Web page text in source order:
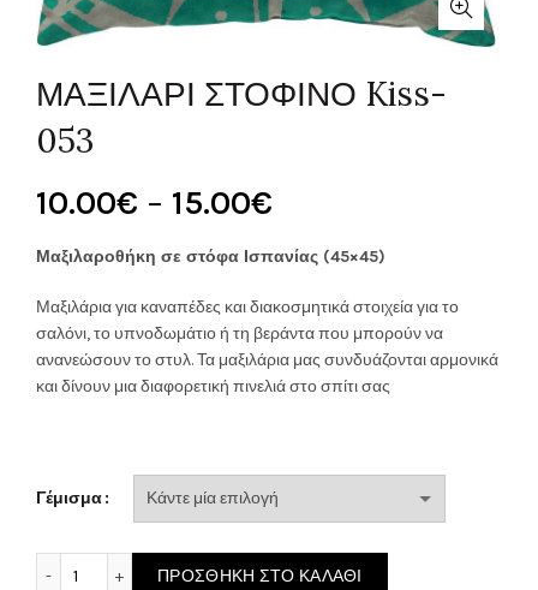
ΜΑΞΙΛΑΡΙ ΣΤΟΦΙΝΟ Kiss-
053
10.00€ – 15.00€
range:
10.00€
through
Μαξιλαροθήκη σε στόφα Ισπανίας (45×45)
Μαξιλάρια για καναπέδες και διακοσμητικά στοιχεία για το
σαλόνι, το υπνοδωμάτιο ή τη βεράντα που μπορούν να
ανανεώσουν το στυλ. Τα μαξιλάρια μας συνδυάζονται αρμονικά
και δίνουν μια διαφορετική πινελιά στο σπίτι σας
Γέμισμα
ΠΡΟΣΘΉΚΗ ΣΤΟ ΚΑΛΆΘΙ